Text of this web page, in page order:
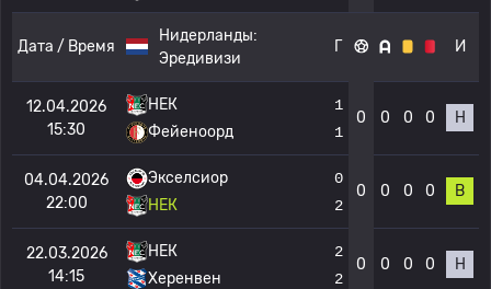
Дата / Время
Нидерланды:
Эредивизи
Г И
12.04.2026
15:30
НЕК
Фейеноорд
1
1
0 0 0 0 Н
04.04.2026
22:00
Экселсиор
НЕК
0
2
0 0 0 0 В
22.03.2026
14:15
НЕК
Херенвен
2
2
0 0 0 0 Н